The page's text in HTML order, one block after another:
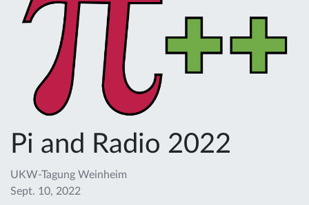
Pi and Radio 2022
UKW-Tagung Weinheim
Sept. 10, 2022